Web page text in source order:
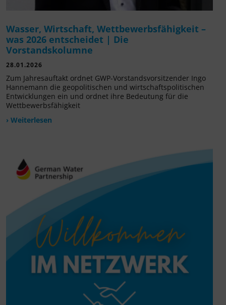
Wasser, Wirtschaft, Wettbewerbsfähigkeit –
was 2026 entscheidet | Die
Vorstandskolumne
28.01.2026
Zum Jahresauftakt ordnet GWP-Vorstandsvorsitzender Ingo
Hannemann die geopolitischen und wirtschaftspolitischen
Entwicklungen ein und ordnet ihre Bedeutung für die
Wettbewerbsfähigkeit
› Weiterlesen